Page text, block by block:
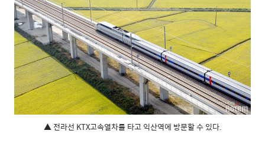
▲ 전라선 KTX고속열차를 타고 익산역에 방문할 수 있다.